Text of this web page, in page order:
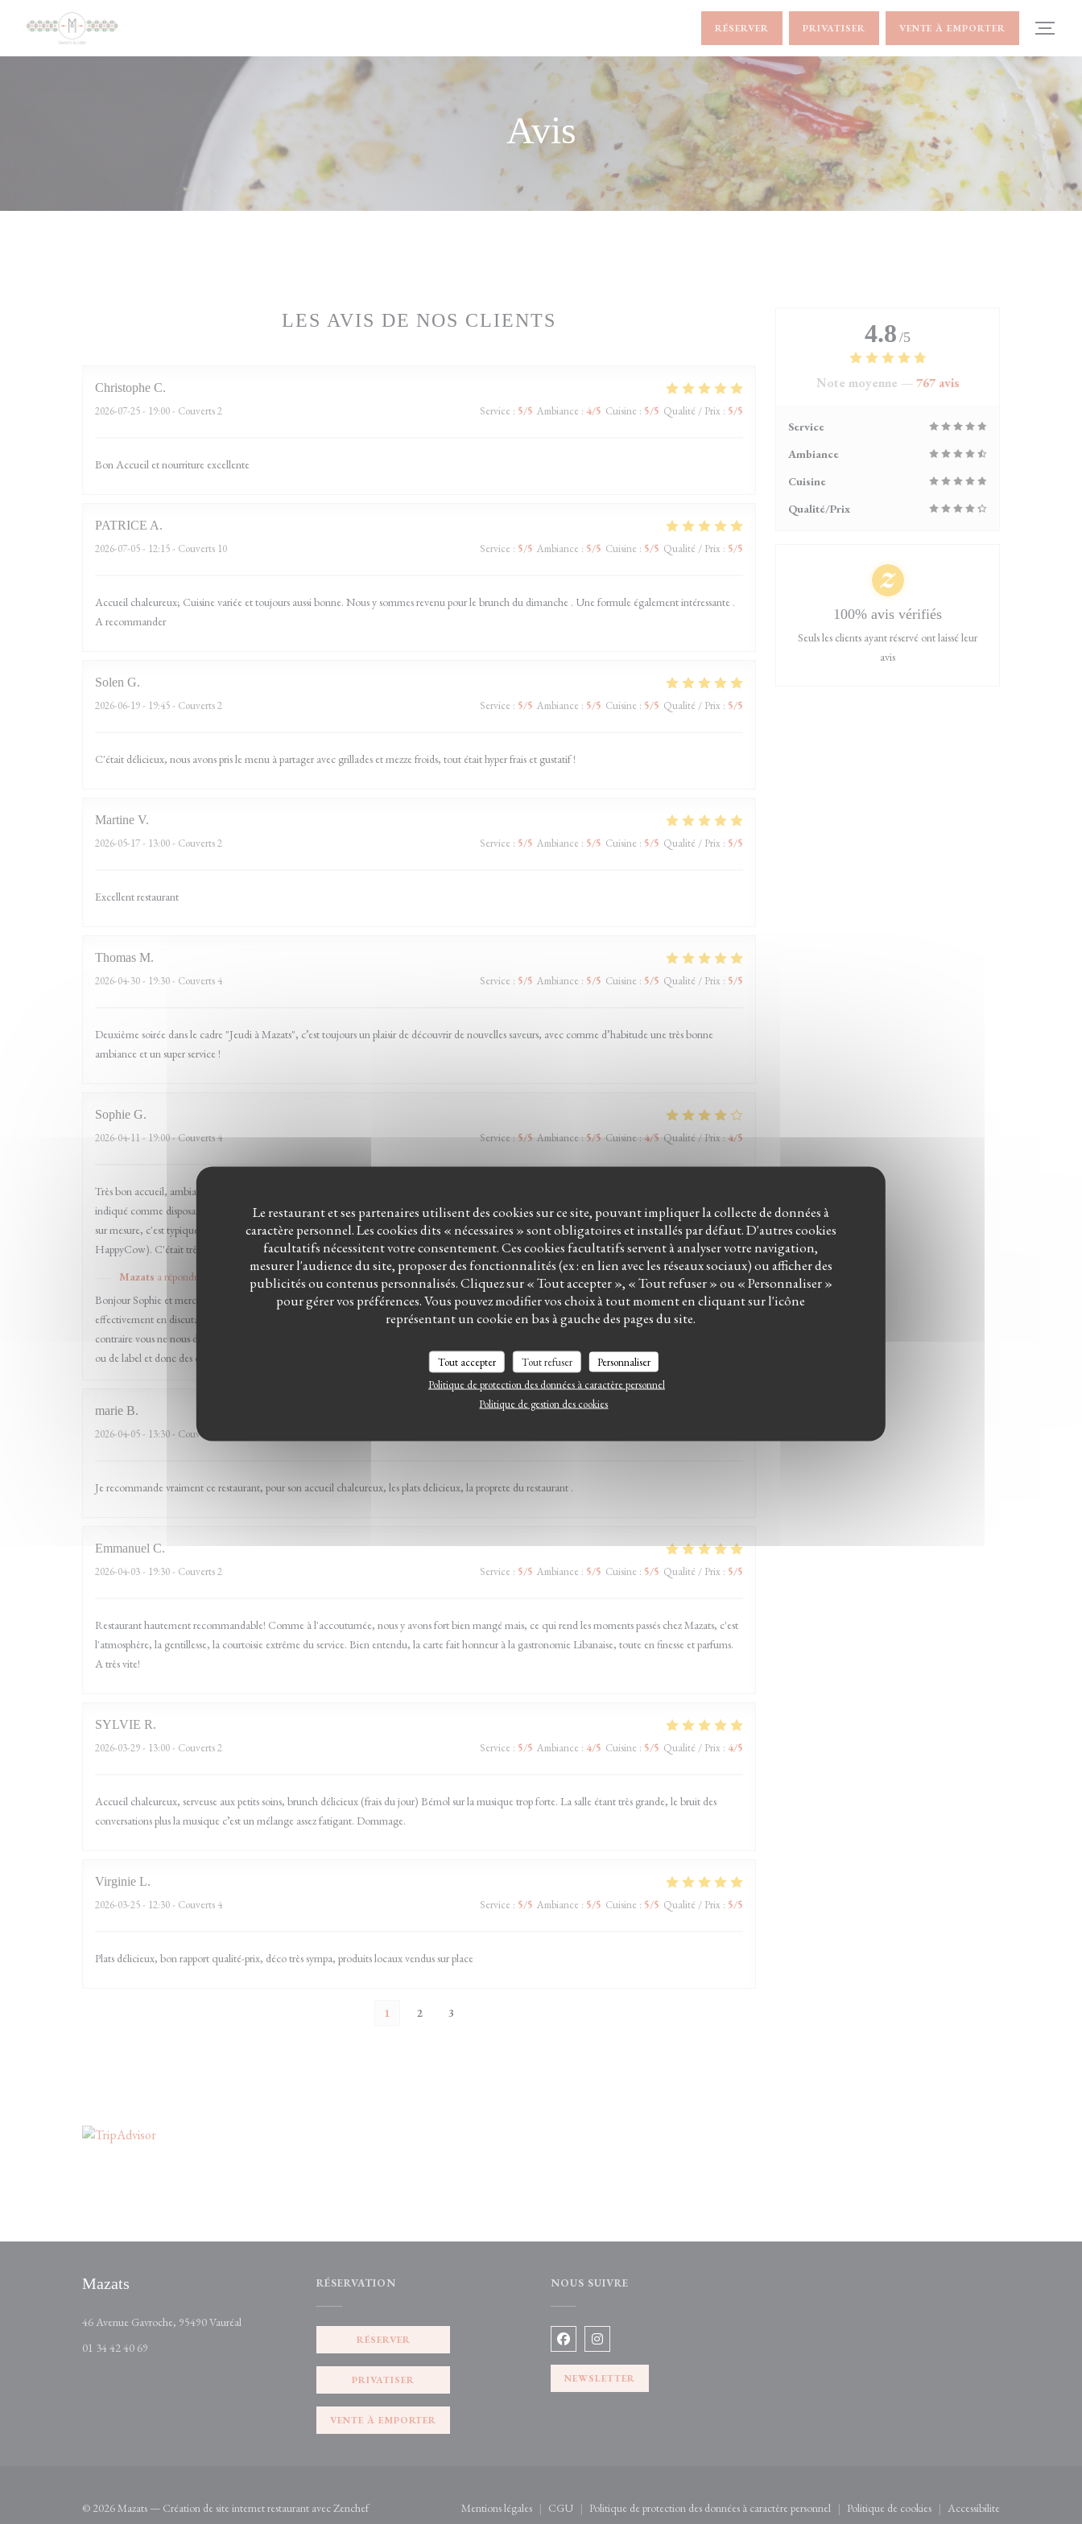
Personnalisation de vos choix en matière de cookies
Le restaurant et ses partenaires utilisent des cookies sur ce site, pouvant impliquer la collecte de données à
caractère personnel. Les cookies dits « nécessaires » sont obligatoires et installés par défaut. D'autres cookies
facultatifs nécessitent votre consentement. Ces cookies facultatifs servent à analyser votre navigation,
mesurer l'audience du site, proposer des fonctionnalités (ex : en lien avec les réseaux sociaux) ou afficher des
publicités ou contenus personnalisés. Cliquez sur « Tout accepter », « Tout refuser » ou « Personnaliser »
pour gérer vos préférences. Vous pouvez modifier vos choix à tout moment en cliquant sur l'icône
représentant un cookie en bas à gauche des pages du site.
Tout accepter Tout refuser
Personnaliser
Politique de protection des données à caractère personnel
Politique de gestion des cookies
RÉSERVER PRIVATISER VENTE À EMPORTER
Avis
LES AVIS DE NOS CLIENTS
Christophe C
2026-07-25- 19:00 - Couverts 2 Service : 5/5 Ambiance : 4/5 Cuisine : 5/5 Qualité / Prix : 5/5
Bon Accueil et nourriture excellente
PATRICE A
2026-07-05- 12:15 - Couverts 10 Service : 5/5 Ambiance : 5/5 Cuisine : 5/5 Qualité / Prix : 5/5
Accueil chaleureux; Cuisine variée et toujours aussi bonne. Nous y sommes revenu pour le brunch du dimanche . Une formule également intéressante .
A recommander
Solen G
2026-06-19- 19:45 - Couverts 2 Service : 5/5 Ambiance : 5/5 Cuisine : 5/5 Qualité / Prix : 5/5
C'était délicieux, nous avons pris le menu à partager avec grillades et mezze froids, tout était hyper frais et gustatif !
Martine V
2026-05-17- 13:00 - Couverts 2 Service : 5/5 Ambiance : 5/5 Cuisine : 5/5 Qualité / Prix : 5/5
Excellent restaurant
Thomas M
2026-04-30- 19:30 - Couverts 4 Service : 5/5 Ambiance : 5/5 Cuisine : 5/5 Qualité / Prix : 5/5
Deuxième soirée dans le cadre "Jeudi à Mazats", c’est toujours un plaisir de découvrir de nouvelles saveurs, avec comme d’habitude une très bonne
ambiance et un super service !
Sophie G
2026-04-11 - 19:00 - Couverts 4 Service : 5/5 Ambiance : 5/5 Cuisine : 4/5 Qualité / Prix : 4/5
Très bon accueil, ambiance agréable et nombreuses options végétariennes dont un plat entier (l'assiette végétarienne), néanmoins ce restaurant m'était
indiqué comme disposant d'options végétaliennes et au final, à part quelques entrées, il n'y en a pas tant (il aurait fallu composer l'assiette végétarienne
sur mesure, c'est typiquement ces demandes d'ajustements que j'apprécie ne pas avoir à faire en allant dans des restos pré-sélectionnés sur l'application
HappyCow). C'était très bon (et on s'est redistribué le beignet au fromage problématique, pas de soucis) et l'expérience pourrait être encore plus détente.
Mazats a répondu à cet avis
Bonjour Sophie et merci pour votre venue chez nous et commentaires. Nous avons effectivement pas mal de produits / plats végétaliens tout
effectivement en discutant avec nos clients et notre proximités clientèle afin de préparer au mieux votre assiette (comme tout est fait minute) et au
contraire vous ne nous dérangez pas en mentionnant vos préférences afin de vous servir au mieux (nous ne pouvons pas non plus avoir trop de déclinaison
ou de label et donc des cartes à rallonge). Merci pour votre retour, nous tenterons d’améliorer votre expérience une prochaine fois :) Team Mazats
marie B
2026-04-05 - 13:30 - Couverts 12
Je recommande vraiment ce restaurant, pour son accueil chaleureux, les plats delicieux, la proprete du restaurant .
Emmanuel C
2026-04-03- 19:30 - Couverts 2 Service : 5/5 Ambiance : 5/5 Cuisine : 5/5 Qualité / Prix : 5/5
Restaurant hautement recommandable! Comme à l'accoutumée, nous y avons fort bien mangé mais, ce qui rend les moments passés chez Mazats, c'est
l'atmosphère, la gentillesse, la courtoisie extrême du service. Bien entendu, la carte fait honneur à la gastronomie Libanaise, toute en finesse et parfums.
A très vite!
SYLVIE R
2026-03-29- 13:00 - Couverts 2 Service : 5/5 Ambiance : 4/5 Cuisine : 5/5 Qualité / Prix : 4/5
Accueil chaleureux, serveuse aux petits soins, brunch délicieux (frais du jour) Bémol sur la musique trop forte. La salle étant très grande, le bruit des
conversations plus la musique c’est un mélange assez fatigant. Dommage.
Virginie L
2026-03-25- 12:30 - Couverts 4 Service : 5/5 Ambiance : 5/5 Cuisine : 5/5 Qualité / Prix : 5/5
Plats délicieux, bon rapport qualité-prix, déco très sympa, produits locaux vendus sur place
1 2 3
4.8 /5
Note moyenne —767 avis
Service
Ambiance
Cuisine
Qualité/Prix
100% avis vérifiés
Seuls les clients ayant réservé ont laissé leur
avis
Mazats
46 Avenue Gavroche, 95490 Vauréal
01 34 42 40 69
RÉSERVATION
RÉSERVER
PRIVATISER
VENTE À EMPORTER
NOUS SUIVRE
Facebook ((ouvre une nouvelle fenêtre))
Instagram ((ouvre une nouvelle fenêtre))
NEWSLETTER
© 2026 Mazats — Création de site internet restaurant avecZenchef((ouvre une nouvelle fenêtre))Mentions légales
((ouvre une nouvelle fenêtre))
CGU
((ouvre une nouvelle fenêtre))
Politique de protection des données à caractère personnel
((ouvre une nouvelle fenêtre))
Politique de cookies
((ouvre une nouvelle fenêtre))
Accessibilite
((ouvre une nouvelle